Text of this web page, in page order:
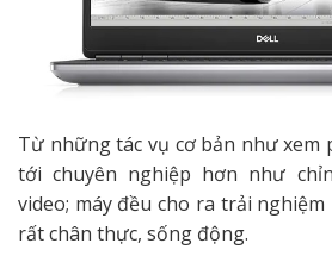
Từ những tác vụ cơ bản như xem
tới chuyên nghiệp hơn như
video; máy đều cho ra trải
rất chân thực, sống động.